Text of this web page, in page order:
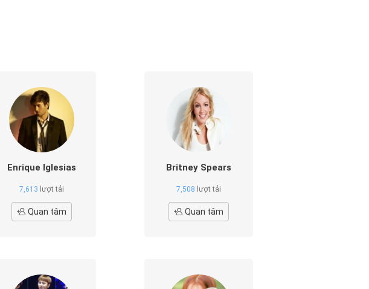
Enrique Iglesias
7,613 lượt tải
Quan tâm
Britney Spears
7,508 lượt tải
Quan tâm